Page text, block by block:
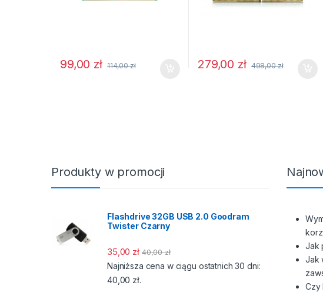
99,00 zł 114,00zł 279,00 zł 498,00zł
Produkty w promocji
Flashdrive 32GB USB 2.0 Goodram
Twister Czarny
35,00 zł 40,00zł
Najniższa cena w ciągu ostatnich 30 dni:
40,00 zł.
Jak
Jak
Czy